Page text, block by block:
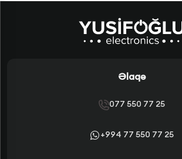
Əlaqə
077 550 77 25
+994 77 550 77 25